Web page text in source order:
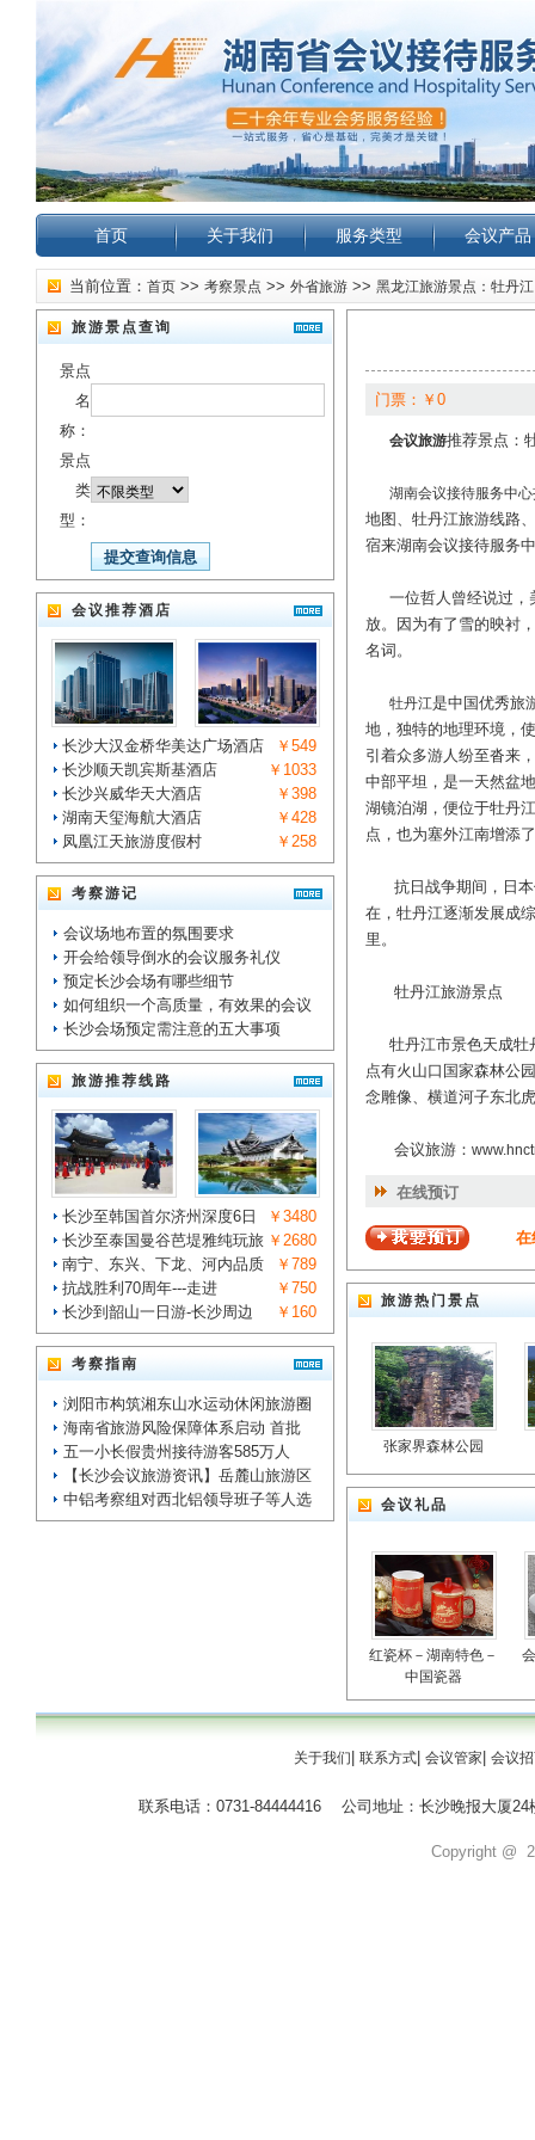
首页 关于我们 服务类型 会议产品
当前位置： 首页 >> 考察景点 >> 外省旅游 >> 黑龙江旅游景点：牡丹江
旅游景点查询
景点
名
称：
景点
类
型：
会议推荐酒店
长沙大汉金桥华美达广场酒店
￥549
长沙顺天凯宾斯基酒店
￥1033
长沙兴威华天大酒店
￥398
湖南天玺海航大酒店
￥428
凤凰江天旅游度假村
￥258
考察游记
会议场地布置的氛围要求
开会给领导倒水的会议服务礼仪
预定长沙会场有哪些细节
如何组织一个高质量，有效果的会议
长沙会场预定需注意的五大事项
旅游推荐线路
长沙至韩国首尔济州深度6日
￥3480
长沙至泰国曼谷芭堤雅纯玩旅 ￥2680
南宁、东兴、下龙、河内品质
￥789
抗战胜利70周年---走进
￥750
长沙到韶山一日游-长沙周边
￥160
考察指南
浏阳市构筑湘东山水运动休闲旅游圈
海南省旅游风险保障体系启动 首批
五一小长假贵州接待游客585万人
【长沙会议旅游资讯】岳麓山旅游区
中铝考察组对西北铝领导班子等人选
门票：￥0
会议旅游推荐景点：
湖南会议接待服务中心
地图、牡丹江旅游线路
宿来湖南会议接待服务
一位哲人曾经说过，
放。因为有了雪的映衬
名词。
牡丹江是中国优秀旅
地，独特的地理环境，
引着众多游人纷至沓来
中部平坦，是一天然盆
湖镜泊湖，便位于牡丹
点，也为塞外江南增添
抗日战争期间，日本
在，牡丹江逐渐发展成
里。
牡丹江旅游景点
牡丹江市景色天成牡
点有火山口国家森林公
念雕像、横道河子东北
会议旅游：
在线预订
在
旅游热门景点
张家界森林公园
会议礼品
红瓷杯－湖南特色－
中国瓷器
关于我们 联系方式 会议管家 会议
联系电话：0731-84444416 公司地址：长沙晚报大
Copyright @